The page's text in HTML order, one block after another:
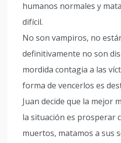
humanos normales y
difícil.
No son vampiros, no
definitivamente no son
mordida contagia a las
forma de vencerlos es
Juan decide que la mejor
la situación es prosperar
muertos, matamos a sus